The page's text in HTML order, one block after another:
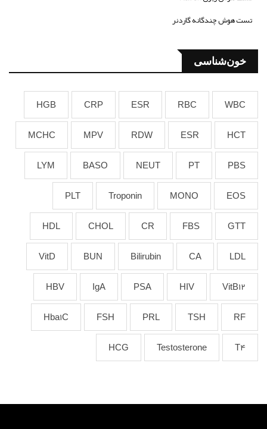
تست هوش چندگانه گاردنر
خون‌شناسی
WBC
RBC
ESR
CRP
HGB
HCT
ESR
RDW
MPV
MCHC
PBS
PT
NEUT
BASO
LYM
EOS
MONO
Troponin
PLT
GTT
FBS
CR
CHOL
HDL
LDL
CA
Bilirubin
BUN
VitD
VitB12
HIV
PSA
IgA
HBV
RF
TSH
PRL
FSH
Hba1C
T4
Testosterone
HCG